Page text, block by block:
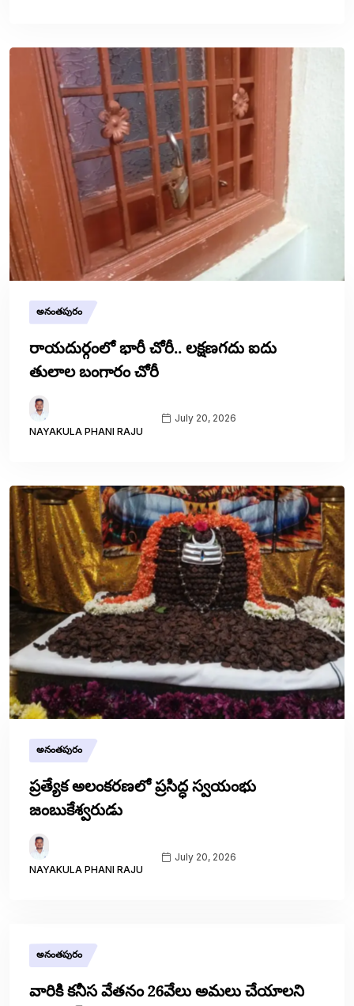
అనంతపురం
రాయదుర్గంలో భారీ చోరీ.. లక్షణగదు ఐదు
తులాల బంగారం చోరీ
NAYAKULA PHANI RAJU
July 20, 2026
అనంతపురం
ప్రత్యేక అలంకరణలో ప్రసిద్ధ స్వయంభు
జంబుకేశ్వరుడు
NAYAKULA PHANI RAJU
July 20, 2026
అనంతపురం
వారికి కనీస వేతనం 26వేలు అమలు చేయాలని